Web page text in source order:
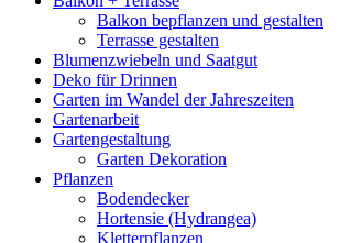
Balkon bepflanzen und gestalten
Terrasse gestalten
Blumenzwiebeln und Saatgut
Deko für Drinnen
Garten im Wandel der Jahreszeiten
Gartenarbeit
Gartengestaltung
Garten Dekoration
Pflanzen
Bodendecker
Hortensie (Hydrangea)
Kletterpflanzen